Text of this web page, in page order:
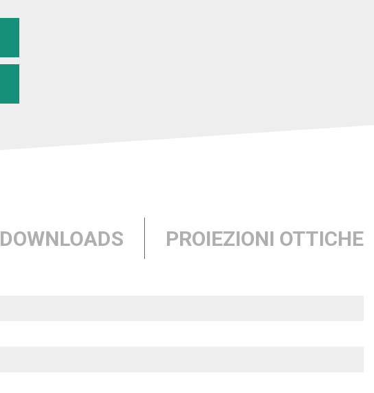
DOWNLOADS PROIEZIONI OTTICHE